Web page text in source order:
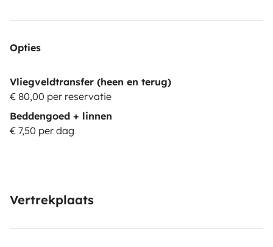
Opties
Vliegveldtransfer (heen en terug)
€ 80,00 per reservatie
Beddengoed + linnen
€ 7,50 per dag
Vertrekplaats